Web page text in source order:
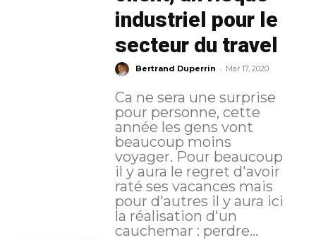
industriel pour le
secteur du travel
Bertrand Duperrin - Mar 17, 2020
Ca ne sera une surprise
pour personne, cette
année les gens vont
beaucoup moins
voyager. Pour beaucoup
il y aura le regret d'avoir
raté ses vacances mais
pour d'autres il y aura ici
la réalisation d'un
cauchemar : perdre...